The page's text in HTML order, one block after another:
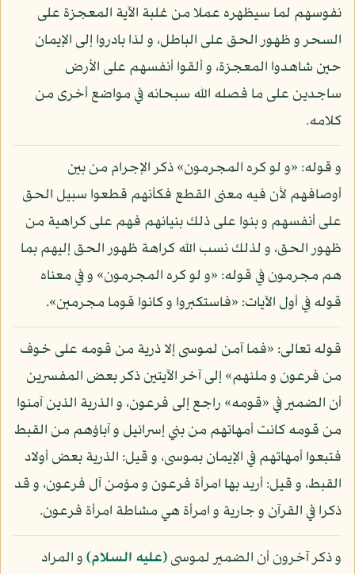
نفوسهم لما سيظهره عملا من غلبة الآية المعجزة على
السحر و ظهور الحق على الباطل، و لذا بادروا إلى الإيمان
حين شاهدوا المعجزة، و ألقوا أنفسهم على الأرض
ساجدين على ما فصله الله سبحانه في مواضع أخرى من
كلامه.
و قوله: «و لو كره المجرمون» ذكر الإجرام من بين
أوصافهم لأن فيه معنى القطع فكأنهم قطعوا سبيل الحق
على أنفسهم و بنوا على ذلك بنيانهم فهم على كراهية من
ظهور الحق، و لذلك نسب الله كراهة ظهور الحق إليهم بما
هم مجرمون في قوله: «و لو كره المجرمون» و في معناه
قوله في أول الآيات: «فاستكبروا و كانوا قوما مجرمين».
قوله تعالى: «فما آمن لموسى إلا ذرية من قومه على خوف
من فرعون و ملئهم» إلى آخر الآيتين ذكر بعض المفسرين
أن الضمير في «قومه» راجع إلى فرعون، و الذرية الذين آمنوا
من قومه كانت أمهاتهم من بني إسرائيل و آباؤهم من القبط
فتبعوا أمهاتهم في الإيمان بموسى، و قيل: الذرية بعض أولاد
القبط، و قيل: أريد بها امرأة فرعون و مؤمن آل فرعون، و قد
ذكرا في القرآن و جارية و امرأة هي مشاطة امرأة فرعون.
و ذكر آخرون أن الضمير لموسى(عليه السلام)و المراد